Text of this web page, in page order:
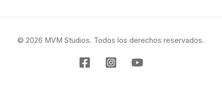
© 2026 MVM Studios. Todos los derechos reservados.